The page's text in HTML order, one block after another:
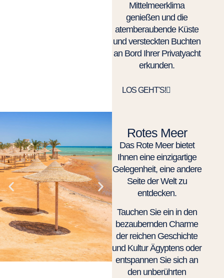
Mittelmeerklima
genießen und die
atemberaubende Küste
und versteckten Buchten
an Bord Ihrer Privatyacht
erkunden.
LOS GEHT'S!
Rotes Meer
Das Rote Meer bietet
Ihnen eine einzigartige
Gelegenheit, eine andere
Seite der Welt zu
entdecken.
Tauchen Sie ein in den
bezaubernden Charme
der reichen Geschichte
und Kultur Ägyptens oder
entspannen Sie sich an
den unberührten